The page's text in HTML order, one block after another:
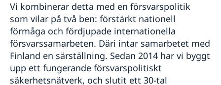
Vi kombinerar detta med en försvarspolitik
som vilar på två ben: förstärkt nationell
förmåga och fördjupade internationella
försvarssamarbeten. Däri intar samarbetet med
Finland en särställning. Sedan 2014 har vi byggt
upp ett fungerande försvarspolitiskt
säkerhetsnätverk, och slutit ett 30-tal